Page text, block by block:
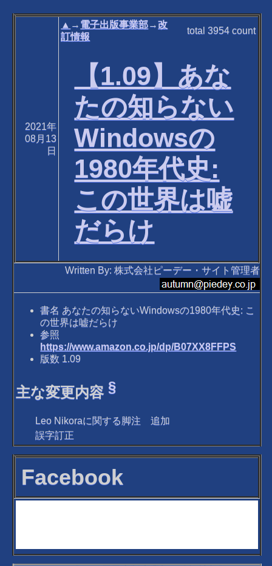
2021年
08月13
日
▲ → 電子出版事業部→改
訂情報
total3954 count
【1.09】あな
たの知らない
Windowsの
1980年代史:
この世界は嘘
だらけ
Written By: 株式会社ピーデー・サイト管理者
書名 あなたの知らないWindowsの1980年代史: こ
の世界は嘘だらけ
参照
https://www.amazon.co.jp/dp/B07XX8FFPS
版数 1.09
主な変更内容§
Leo Nikoraに関する脚注 追加
誤字訂正
Facebook